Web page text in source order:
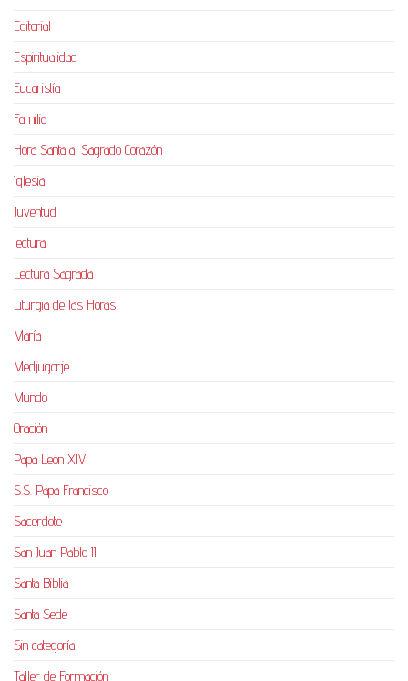
Editorial
Espiritualidad
Eucaristía
Familia
Hora Santa al Sagrado Corazón
Iglesia
Juventud
lectura
Lectura Sagrada
Liturgia de las Horas
María
Medjugorje
Mundo
Oración
Papa León XIV
S.S. Papa Francisco
Sacerdote
San Juan Pablo II
Santa Biblia
Santa Sede
Sin categoría
Taller de Formación